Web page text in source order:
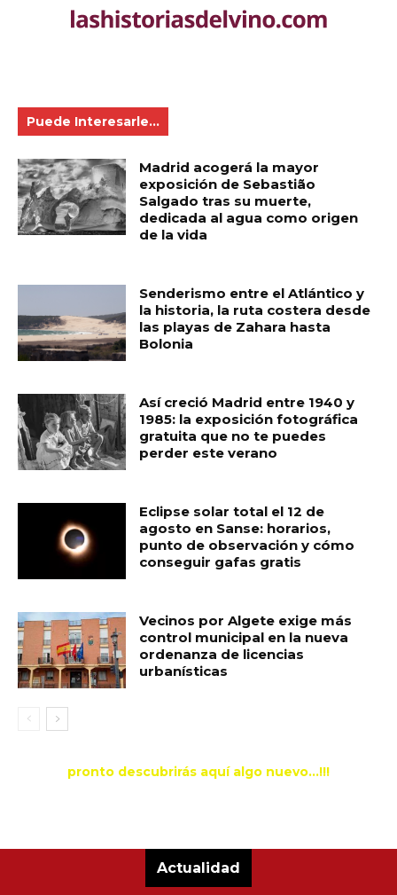
Puede Interesarle...
Madrid acogerá la mayor
exposición de Sebastião
Salgado tras su muerte,
dedicada al agua como origen
de la vida
Senderismo entre el Atlántico y
la historia, la ruta costera desde
las playas de Zahara hasta
Bolonia
Así creció Madrid entre 1940 y
1985: la exposición fotográfica
gratuita que no te puedes
perder este verano
Eclipse solar total el 12 de
agosto en Sanse: horarios,
punto de observación y cómo
conseguir gafas gratis
Vecinos por Algete exige más
control municipal en la nueva
ordenanza de licencias
urbanísticas
pronto descubrirás aquí algo nuevo...!!!